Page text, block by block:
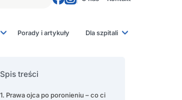
Porady i artykuły Dla szpitali
Spis treści
Prawa ojca po poronieniu – co ci